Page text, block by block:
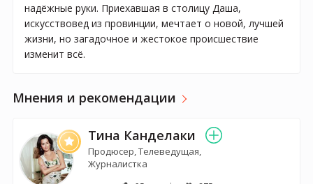
надёжные руки. Приехавшая в столицу Даша,
искусствовед из провинции, мечтает о новой, лучшей
жизни, но загадочное и жестокое происшествие
изменит всё.
Мнения и рекомендации
Тина Канделаки
Продюсер, Телеведущая,
Журналистка